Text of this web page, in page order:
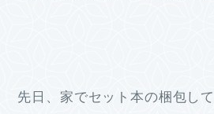
先日、家でセット本の梱包し